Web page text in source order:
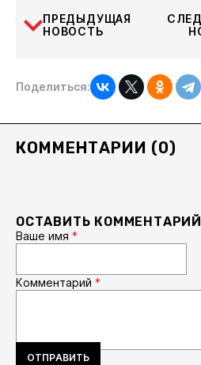
ПРЕДЫДУЩАЯ
НОВОСТЬ
Поделиться:
КОММЕНТАРИИ (0)
ОСТАВИТЬ КОММЕНТАРИЙ
Ваше имя *
Комментарий *
ОТПРАВИТЬ